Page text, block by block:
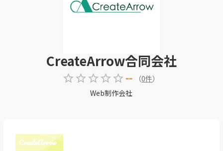
CreateArrow合同会社
-- （0件）
Web制作会社